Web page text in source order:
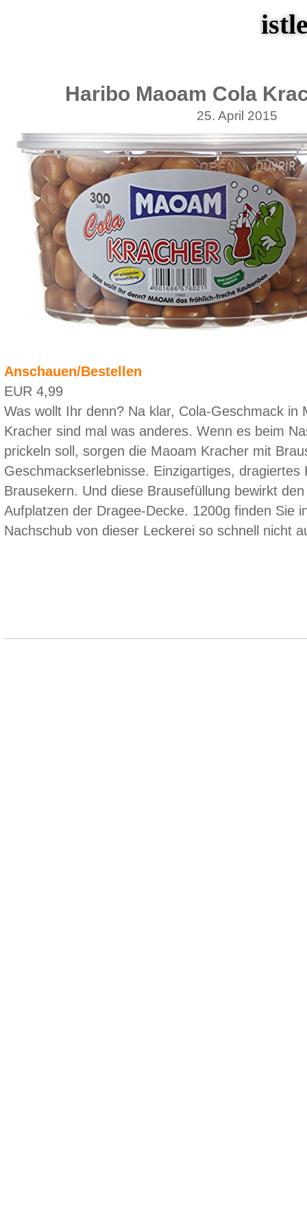
Haribo Maoam Cola
25. April 2015
Anschauen/Bestellen
EUR 4,99
Was wollt Ihr denn? Na klar, Cola-Geschmack in
Kracher sind mal was anderes. Wenn es beim
prickeln soll, sorgen die Maoam Kracher mit
Geschmackserlebnisse. Einzigartiges, dragiertes
Brausekern. Und diese Brausefüllung bewirkt
Aufplatzen der Dragee-Decke. 1200g finden Sie
Nachschub von dieser Leckerei so schnell nicht